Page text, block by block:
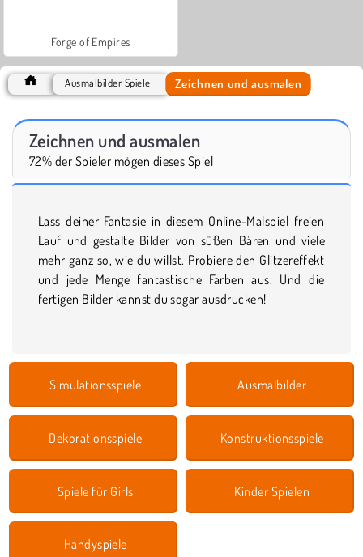
Forge of Empires
Ausmalbilder Spiele Zeichnen und ausmalen
Zeichnen und ausmalen
72% der Spieler mögen dieses Spiel
Lass deiner Fantasie in diesem Online-Malspiel freien
Lauf und gestalte Bilder von süßen Bären und viele
mehr ganz so, wie du willst. Probiere den Glitzereffekt
und jede Menge fantastische Farben aus. Und die
fertigen Bilder kannst du sogar ausdrucken!
Simulationsspiele Ausmalbilder
Dekorationsspiele Konstruktionsspiele
Spiele für Girls Kinder Spielen
Handyspiele